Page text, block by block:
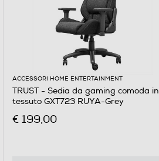
ACCESSORI HOME ENTERTAINMENT
TRUST - Sedia da gaming comoda in
tessuto GXT723 RUYA-Grey
€ 199,00